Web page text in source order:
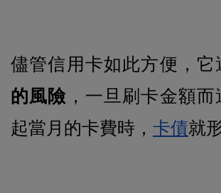
儘管信用卡如此方便，它
的風險 ，一旦刷卡金額
起當月的卡費時， 卡債就